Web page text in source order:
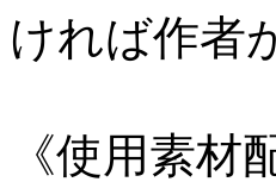
ければ作者
《使用素材